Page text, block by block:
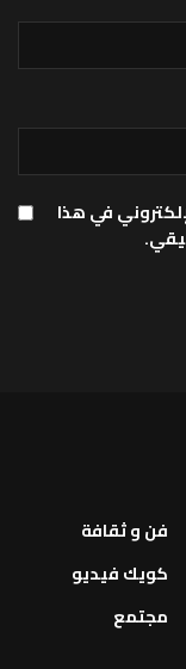
في هذا
فن و ثقافة
كويك فيديو
مجتمع